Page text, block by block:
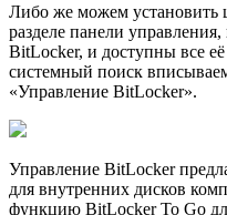
Либо же можем установить
разделе панели
BitLocker, и доступны все
системный поиск
«Управление BitLocker».
Управление BitLocker
для внутренних дисков
функцию BitLocker To Go